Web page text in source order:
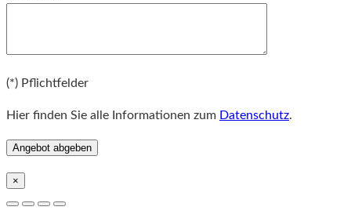
(*) Pflichtfelder
Hier finden Sie alle Informationen zum Datenschutz.
×